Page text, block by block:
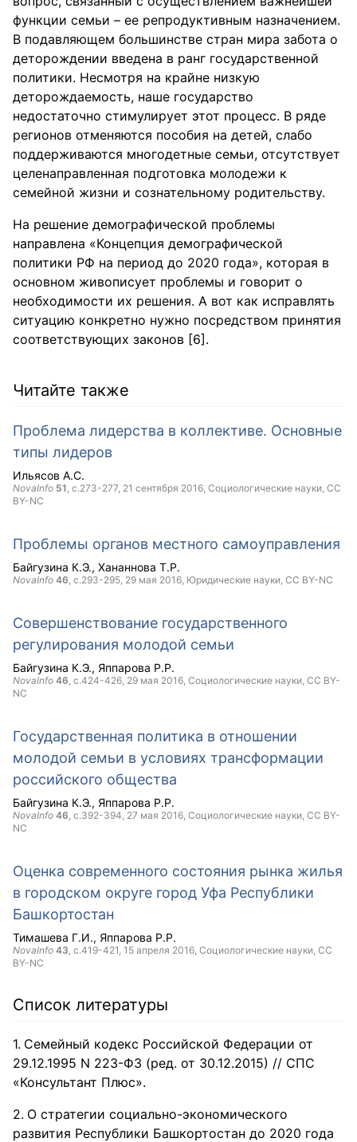
функции семьи – ее репродуктивным назначением.
В подавляющем большинстве стран мира забота о
деторождении введена в ранг государственной
политики. Несмотря на крайне низкую
деторождаемость, наше государство
недостаточно стимулирует этот процесс. В ряде
регионов отменяются пособия на детей, слабо
поддерживаются многодетные семьи, отсутствует
целенаправленная подготовка молодежи к
семейной жизни и сознательному родительству.
На решение демографической проблемы
направлена «Концепция демографической
политики РФ на период до 2020 года», которая в
основном живописует проблемы и говорит о
необходимости их решения. А вот как исправлять
ситуацию конкретно нужно посредством принятия
соответствующих законов [6].
Читайте также
Проблема лидерства в коллективе. Основные
типы лидеров
Ильясов А.С.
NovaInfo 51, с.273-277, 21 сентября 2016, Социологические науки, CC
BY-NC
Проблемы органов местного самоуправления
Байгузина К.Э. Хананнова Т.Р.
NovaInfo 46, с.293-295, 29 мая 2016, Юридические науки, CC BY-NC
Совершенствование государственного
регулирования молодой семьи
Байгузина К.Э. Яппарова Р.Р.
NovaInfo 46, с.424-426, 29 мая 2016, Социологические науки, CC BY-
NC
Государственная политика в отношении
молодой семьи в условиях трансформации
российского общества
Байгузина К.Э. Яппарова Р.Р.
NovaInfo 46, с.392-394, 27 мая 2016, Социологические науки, CC BY-
NC
Оценка современного состояния рынка жилья
в городском округе город Уфа Республики
Башкортостан
Тимашева Г.И. Яппарова Р.Р.
NovaInfo 43, с.419-421, 15 апреля 2016, Социологические науки, CC
BY-NC
Список литературы
Семейный кодекс Российской Федерации от
29.12.1995 N 223-ФЗ (ред. от 30.12.2015) // СПС
«Консультант Плюс».
О стратегии социально-экономического
развития Республики Башкортостан до 2020 года